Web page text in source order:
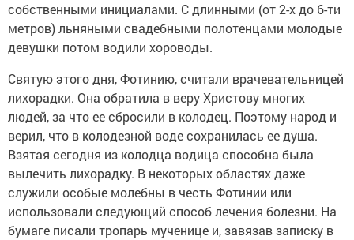
собственными инициалами. С длинными (от 2-х до 6-ти
метров) льняными свадебными полотенцами молодые
девушки потом водили хороводы.
Святую этого дня, Фотинию, считали врачевательницей
лихорадки. Она обратила в веру Христову многих
людей, за что ее сбросили в колодец. Поэтому народ и
верил, что в колодезной воде сохранилась ее душа.
Взятая сегодня из колодца водица способна была
вылечить лихорадку. В некоторых областях даже
служили особые молебны в честь Фотинии или
использовали следующий способ лечения болезни. На
бумаге писали тропарь мученице и, завязав записку в